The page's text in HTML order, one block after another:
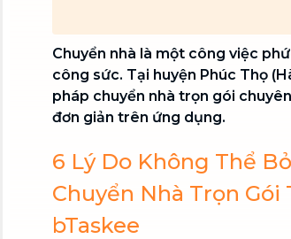
Chuyển nhà là một công việc
công sức. Tại huyện Phúc Thọ
pháp chuyển nhà trọn gói
đơn giản trên ứng dụng.
6 Lý Do Không Thể
Chuyển Nhà Trọn
bTaskee